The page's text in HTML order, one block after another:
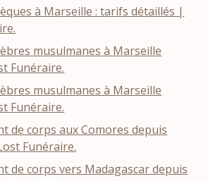
à Marseille : tarifs détaillés |
musulmanes à Marseille
Funéraire.
musulmanes à Marseille
Funéraire.
de corps aux Comores depuis
Funéraire.
de corps vers Madagascar depuis